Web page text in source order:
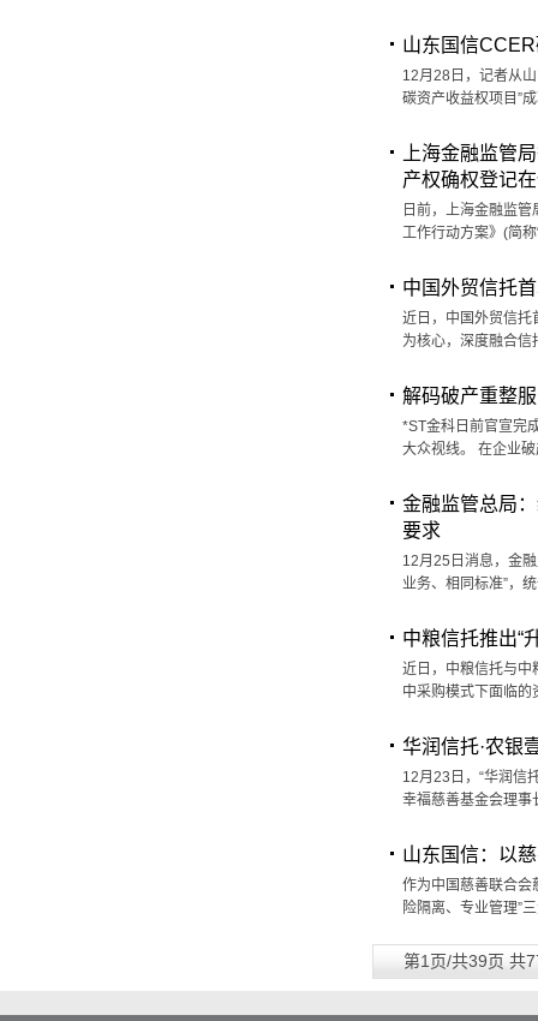
山东国信
12月28日，记者从
碳资产收益权项目”
上海金融监管
产权确权登记
日前，上海金融监
工作行动方案》(简
中国外贸信托
近日，中国外贸信托
为核心，深度融合
解码破产重整
*ST金科日前官宣完
大众视线。 在企业
金融监管总局
要求
12月25日消息，金
业务、相同标准”，
中粮信托推出“
近日，中粮信托与中
中采购模式下面临
华润信托·农银
12月23日，“华润信
幸福慈善基金会理
山东国信：以
作为中国慈善联合会
险隔离、专业管理”
第1页/共39页 共